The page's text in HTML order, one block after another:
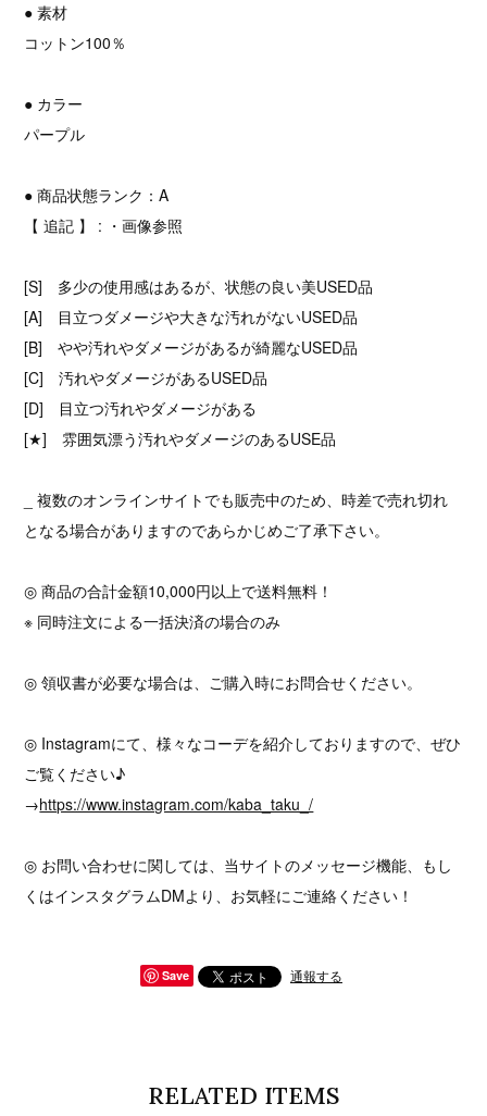
● 素材
コットン100％
● カラー
パープル
● 商品状態ランク：A
【 追記 】 : ・画像参照
[S] 多少の使用感はあるが、状態の良い美USED品
[A] 目立つダメージや大きな汚れがないUSED品
[B] やや汚れやダメージがあるが綺麗なUSED品
[C] 汚れやダメージがあるUSED品
[D] 目立つ汚れやダメージがある
[★] 雰囲気漂う汚れやダメージのあるUSE品
_ 複数のオンラインサイトでも販売中のため、時差で売れ切れ
となる場合がありますのであらかじめご了承下さい。
◎ 商品の合計金額10,000円以上で送料無料！
※ 同時注文による一括決済の場合のみ
◎ 領収書が必要な場合は、ご購入時にお問合せください。
◎ Instagramにて、様々なコーデを紹介しておりますので、ぜひ
ご覧ください♪
→https://www.instagram.com/kaba_taku_/
◎ お問い合わせに関しては、当サイトのメッセージ機能、もし
くはインスタグラムDMより、お気軽にご連絡ください！
Save 通報する
RELATED ITEMS